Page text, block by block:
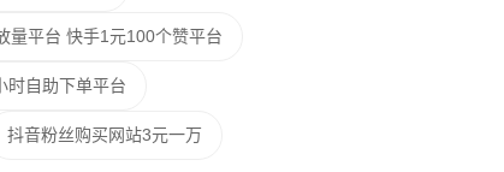
量平台 快手1元100个赞平台
时自助下单平台
抖音粉丝购买网站3元一万